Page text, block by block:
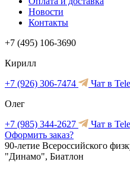
Новости
Контакты
+7 (495) 106-3690
Кирилл
+7 (926) 306-7474
Чат в
Олег
+7 (985) 344-2627
Чат в
Оформить заказ?
90-летие Всероссийского
"Динамо", Биатлон